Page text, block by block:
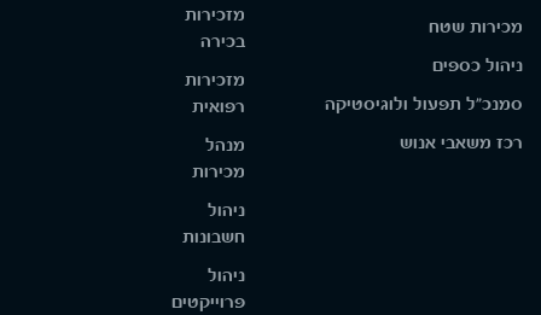
מכירות שטח
ניהול כספים
סמנכ"ל תפעול ולוגיסטיקה
רכז משאבי אנוש
מזכירות
בכירה
מזכירות
רפואית
מנהל
מכירות
ניהול
חשבונות
ניהול
פרוייקטים